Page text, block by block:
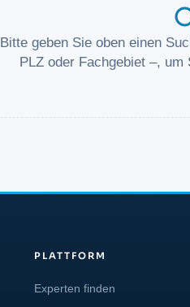
Bitte geben Sie oben einen
PLZ oder Fachgebiet –,
PLATTFORM
Experten finden